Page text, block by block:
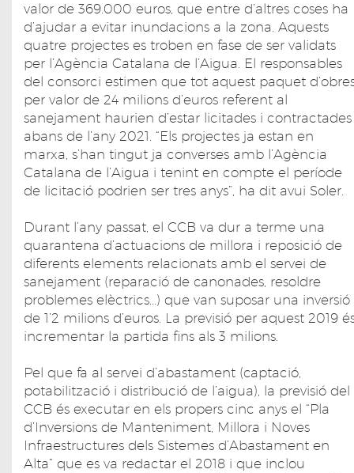
valor de 369.000 euros, que entre d’altres coses ha
d’ajudar a evitar inundacions a la zona. Aquests
quatre projectes es troben en fase de ser validats
per l’Agència Catalana de l’Aigua. El responsables
del consorci estimen que tot aquest paquet
per valor de 24 milions d’euros referent al
sanejament haurien d’estar licitades i contractades
abans de l’any 2021. “Els projectes ja estan en
marxa, s’han tingut ja converses amb l’Agència
Catalana de l’Aigua i tenint en compte el període
de licitació podrien ser tres anys”, ha dit avui Soler.
Durant l’any passat, el CCB va dur a terme una
quarantena d’actuacions de millora i reposició de
diferents elements relacionats amb el servei de
sanejament (reparació de canonades, resoldre
problemes elèctrics...) que van suposar una inversió
de 1’2 milions d’euros. La previsió per aquest 2019
incrementar la partida fins als 3 milions.
Pel que fa al servei d’abastament (captació,
potabilització i distribució de l’aigua), la previsió del
CCB és executar en els propers cinc anys el “Pla
d’Inversions de Manteniment, Millora i Noves
Infraestructures dels Sistemes d’Abastament en
Alta” que es va redactar el 2018 i que inclou